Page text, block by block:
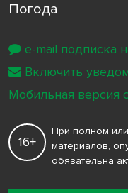
Погода
16+
При полном
материалов,
обязательна
e-mail подписка
Включить
Мобильная версия